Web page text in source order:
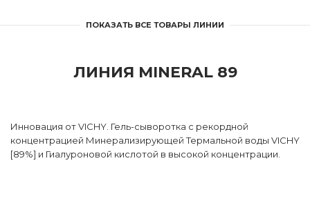
ПОКАЗАТЬ ВСЕ ТОВАРЫ ЛИНИИ
ЛИНИЯ MINERAL 89
Инновация от VICHY. Гель-сыворотка с рекордной
концентрацией Минерализирующей Термальной воды VICHY
[89%] и Гиалуроновой кислотой в высокой концентрации.